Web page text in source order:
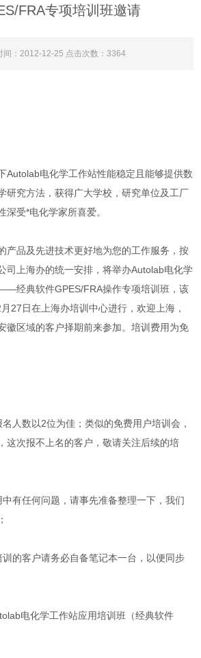
FRA专项培训班邀请
间：2012-12-25 点击次数：3364
电化学工作站性能稳定且能够提供数
研究方法，获得广大学校，研究单位及工厂
深受*电化学家所喜爱。
品及先进技术更好地为您的工作服务，按
司上海办的统一安排，将举办Autolab电化学
经典软件GPES/FRA操作专项培训班，该
27日在上海办培训中心进行，欢迎上海，
徽区域的客户择期前来参加。培训费用为免
数以2位为佳；类似的免费用户培训会，
这次报不上名的客户，敬请关注后续的培
任何问题，请事先准备整理一下，我们
客户请务必自备笔记本一台，以便同步
电化学工作站应用培训班（经典软件